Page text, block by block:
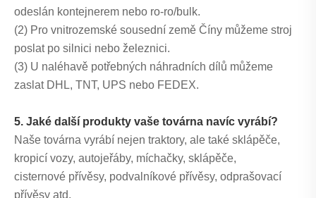
odeslán kontejnerem nebo ro-ro/bulk.
(2) Pro vnitrozemské sousední země Číny můžeme stroj
poslat po silnici nebo železnici.
(3) U naléhavě potřebných náhradních dílů můžeme
zaslat DHL, TNT, UPS nebo FEDEX.
5. Jaké další produkty vaše továrna navíc vyrábí?
Naše továrna vyrábí nejen traktory, ale také sklápěče,
kropicí vozy, autojeřáby, míchačky, sklápěče,
cisternové přívěsy, podvalníkové přívěsy, odprašovací
přívěsy atd.